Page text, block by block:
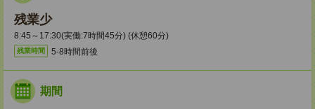
残業少
8:45～17:30(実働:7時間45分) (休憩60分)
残業時間 5-8時間前後
期間